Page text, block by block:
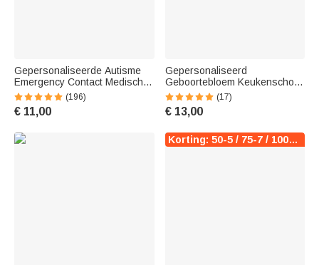
Gepersonaliseerde Autisme
Emergency Contact Medische
Alarm ID-kaart met naam en
nummer terug naar school
Reis Cadeau voor Kid
(196)
€ 11,00
Gepersonaliseerd
Geboortebloem Keukenschort
met Naam en Zak voor Koken
Bakken Tuinieren
Housewarming Gift voor Chefs
(17)
€ 13,00
Korting: 50-5 / 75-7 / 100-10